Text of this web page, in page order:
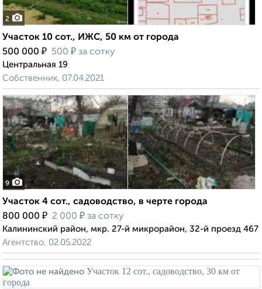
2
Участок 10 сот., ИЖС, 50 км от города
500 000 ₽ 500 ₽ за сотку
Центральная 19
Собственник, 07.04.2021
9
Участок 4 сот., садоводство, в черте города
800 000 ₽ 2 000 ₽ за сотку
Калининский район, мкр. 27-й микрорайон, 32-й проезд 467
Агентство, 02.05.2022